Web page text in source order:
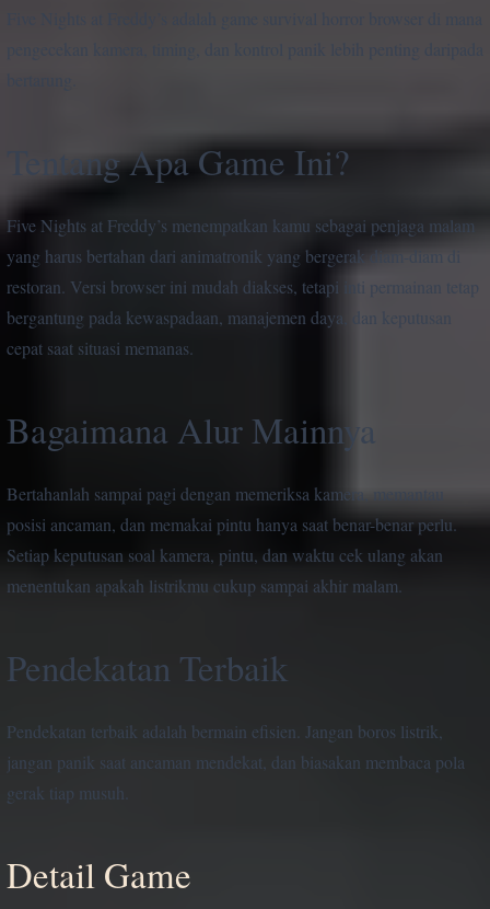
Tentang Apa Game Ini?
Five Nights at Freddy’s menempatkan kamu sebagai penjaga malam
yang harus bertahan dari animatronik yang bergerak diam-diam di
restoran. Versi browser ini mudah diakses, tetapi inti permainan tetap
bergantung pada kewaspadaan, manajemen daya, dan keputusan
cepat saat situasi memanas.
Bagaimana Alur Mainnya
Bertahanlah sampai pagi dengan memeriksa kamera, memantau
posisi ancaman, dan memakai pintu hanya saat benar-benar perlu.
Setiap keputusan soal kamera, pintu, dan waktu cek ulang akan
menentukan apakah listrikmu cukup sampai akhir malam.
Pendekatan Terbaik
Pendekatan terbaik adalah bermain efisien. Jangan boros listrik,
jangan panik saat ancaman mendekat, dan biasakan membaca pola
gerak tiap musuh.
Detail Game